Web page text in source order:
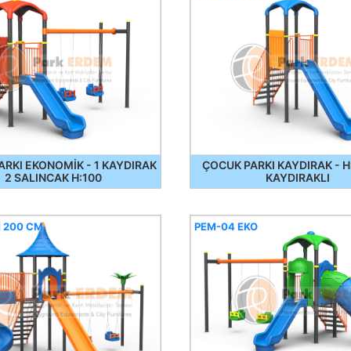
EKONOMİK - 1 KAYDIRAK
2 SALINCAK H:100
ÇOCUK PARKI KAYDIRAK -
KAYDIRAKLI
200 CM PEM-04 EKO